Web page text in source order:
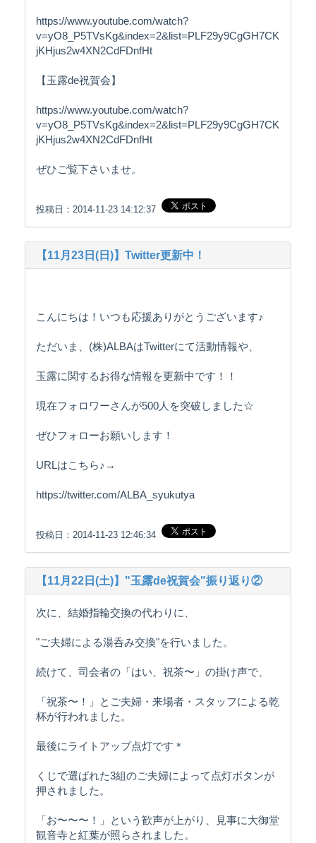
https://www.youtube.com/watch?
v=yO8_P5TVsKg&index=2&list=PLF29y9CgGH7CK
jKHjus2w4XN2CdFDnfHt
【玉露de祝賀会】
https://www.youtube.com/watch?
v=yO8_P5TVsKg&index=2&list=PLF29y9CgGH7CK
jKHjus2w4XN2CdFDnfHt
ぜひご覧下さいませ。
投稿日：2014-11-23 14:12:37
【11月23日(日)】Twitter更新中！
こんにちは！いつも応援ありがとうございます♪
ただいま、(株)ALBAはTwitterにて活動情報や、
玉露に関するお得な情報を更新中です！！
現在フォロワーさんが500人を突破しました☆
ぜひフォローお願いします！
URLはこちら♪→
https://twitter.com/ALBA_syukutya
投稿日：2014-11-23 12:46:34
【11月22日(土)】"玉露de祝賀会"振り返り②
次に、結婚指輪交換の代わりに、
"ご夫婦による湯呑み交換"を行いました。
続けて、司会者の「はい、祝茶〜」の掛け声で、
「祝茶〜！」とご夫婦・来場者・スタッフによる乾
杯が行われました。
最後にライトアップ点灯です＊
くじで選ばれた3組のご夫婦によって点灯ボタンが
押されました。
「お〜〜〜！」という歓声が上がり、見事に大御堂
観音寺と紅葉が照らされました。